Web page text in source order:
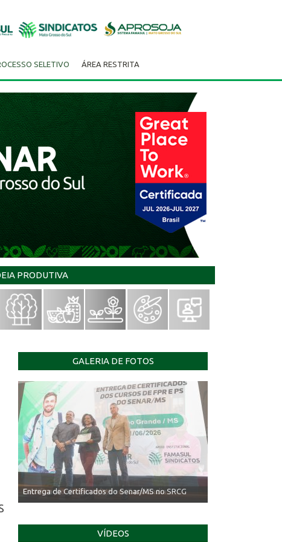
SELETIVO
ÁREA RESTRITA
PRODUTIVA
GALERIA DE FOTOS
Entrega de Certificados do Senar/MS no SRCG
VÍDEOS